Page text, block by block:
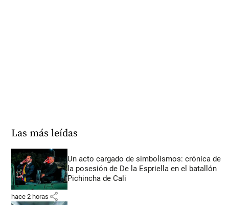
Las más leídas
Un acto cargado de simbolismos: crónica de
la posesión de De la Espriella en el batallón
Pichincha de Cali
hace 2 horas share